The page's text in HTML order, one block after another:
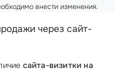
внести изменения.
через сайт-
сайта-визитки на